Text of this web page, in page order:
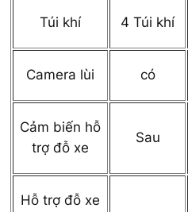
Túi khí 4 Túi khí
Camera lùi có
Cảm biến hỗ
trợ đỗ xe
Sau
Hỗ trợ đỗ xe